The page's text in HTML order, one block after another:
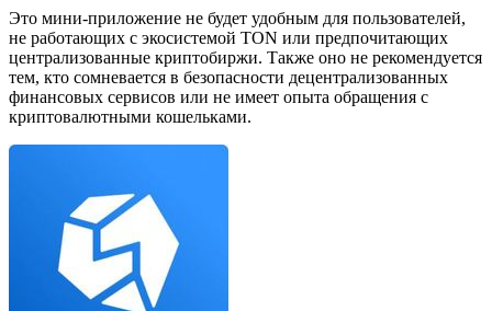
Это мини-приложение не будет удобным для пользователей,
не работающих с экосистемой TON или предпочитающих
централизованные криптобиржи. Также оно не рекомендуется
тем, кто сомневается в безопасности децентрализованных
финансовых сервисов или не имеет опыта обращения с
криптовалютными кошельками.